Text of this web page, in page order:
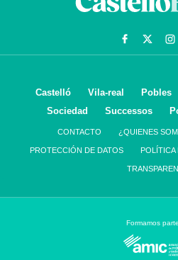
Castelló Vila-real Pobles
Sociedad
Successos
CONTACTO ¿QUIENES
PROTECCIÓN DE DATOS
Formamos